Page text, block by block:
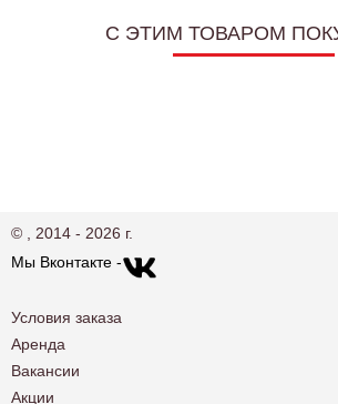
C ЭТИМ ТОВАРОМ
© , 2014 - 2026 г.
Мы Вконтакте -
Условия заказа
Аренда
Вакансии
Акции